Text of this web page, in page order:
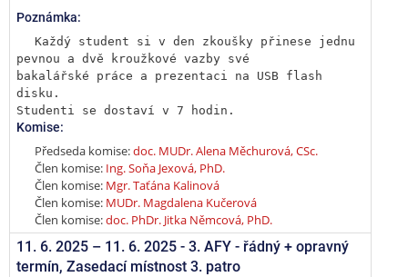
Poznámka:
Každý student si v den zkoušky přinese jednu
pevnou a dvě kroužkové vazby své
bakalářské práce a prezentaci na USB flash
disku.
Studenti se dostaví v 7 hodin.
Komise:
Předseda komise:doc. MUDr. Alena Měchurová, CSc.
Člen komise: Ing. Soňa Jexová, PhD.
Člen komise: Mgr. Taťána Kalinová
Člen komise: MUDr. Magdalena Kučerová
Člen komise:doc. PhDr. Jitka Němcová, PhD.
11. 6. 2025 – 11. 6. 2025 - 3. AFY - řádný + opravný
termín, Zasedací místnost 3. patro